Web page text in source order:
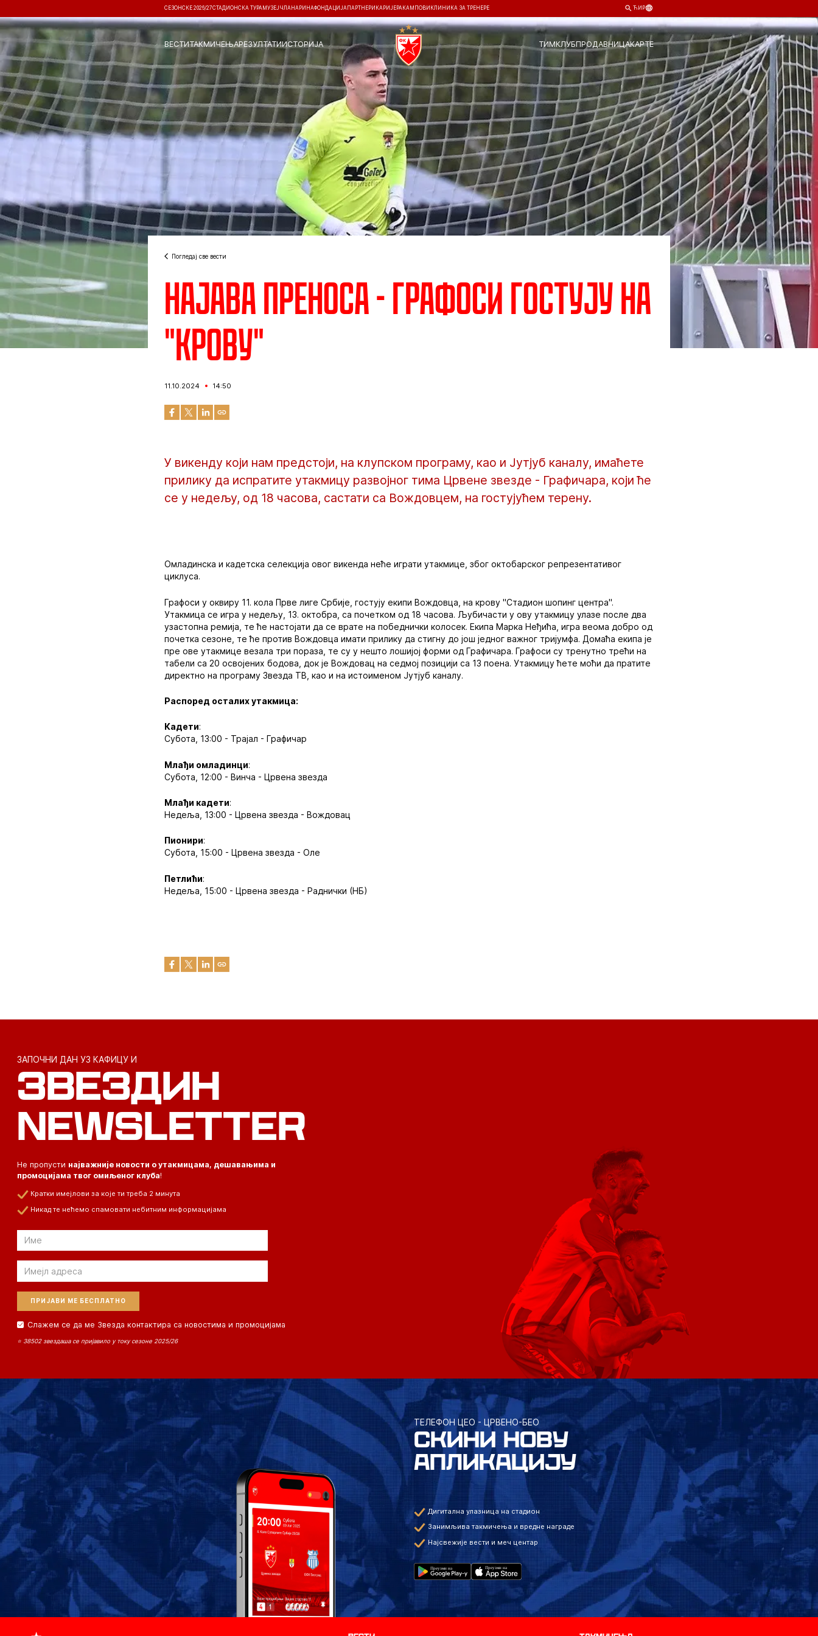
СЕЗОНСКЕ 2026/27СТАДИОНСКА ТУРА МУЗЕЈ ЧЛАНАРИНАФОНДАЦИЈА ПАРТНЕРИ КАРИЈЕРА КАМПОВИ КЛИНИКА ЗА ТРЕНЕРЕ ЋИР
ВЕСТИТАКМИЧЕЊАРЕЗУЛТАТИИСТОРИЈА ТИМКЛУБПРОДАВНИЦАКАРТЕ
Погледај све вести
Најава преноса - Графоси гостују на
"крову"
11.10.2024 14:50
У викенду који нам предстоји, на клупском програму, као и Јутјуб каналу, имаћете
прилику да испратите утакмицу развојног тима Црвене звезде - Графичара, који ће
се у недељу, од 18 часова, састати са Вождовцем, на гостујућем терену.
Омладинска и кадетска селекција овог викенда неће играти утакмице, због октобарског репрезентативог
циклуса.
Графоси у оквиру 11. кола Прве лиге Србије, гостују екипи Вождовца, на крову "Стадион шопинг центра".
Утакмица се игра у недељу, 13. октобра, са почетком од 18 часова. Љубичасти у ову утакмицу улазе после два
узастопна ремија, те ће настојати да се врате на победнички колосек. Екипа Марка Неђића, игра веома добро од
почетка сезоне, те ће против Вождовца имати прилику да стигну до још једног важног тријумфа. Домаћа екипа је
пре ове утакмице везала три пораза, те су у нешто лошијој форми од Графичара. Графоси су тренутно трећи на
табели са 20 освојених бодова, док је Вождовац на седмој позицији са 13 поена. Утакмицу ћете моћи да пратите
директно на програму Звезда ТВ, као и на истоименом Јутјуб каналу.
Распоред осталих утакмица:
Кадети:
Субота, 13:00 - Трајал - Графичар
Млађи омладинци:
Субота, 12:00 - Винча - Црвена звезда
Млађи кадети:
Недеља, 13:00 - Црвена звезда - Вождовац
Пионири:
Субота, 15:00 - Црвена звезда - Оле
Петлићи:
Недеља, 15:00 - Црвена звезда - Раднички (НБ)
ЗАПОЧНИ ДАН УЗ КАФИЦУ И
ЗВЕЗДИН
NEWSLETTER
Не пропусти најважније новости о утакмицама, дешавањима и
промоцијама твог омиљеног клуба!
Кратки имејлови за које ти треба 2 минута
Никад те нећемо спамовати небитним информацијама
Email
Email
Слажем се да ме Звезда контактира са новостима и промоцијама
⭐ 38502 звездаша се пријавило у току сезоне 2025/26
ТЕЛЕФОН ЦЕО - ЦРВЕНО-БЕО
СКИНИ НОВУ
АПЛИКАЦИЈУ
Дигитална улазница на стадион
Занимљива такмичења и вредне награде
Најсвежије вести и меч центар